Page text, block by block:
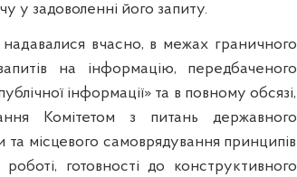
у задоволенні його запиту.
вчасно, в межах граничного
на інформацію, передбаченого
інформації» та в повному обсязі,
Комітетом з питань державного
та місцевого самоврядування принципів
готовності до конструктивного